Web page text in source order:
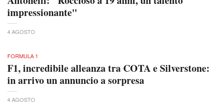
impressionante"
4 AGOSTO
FORMULA 1
F1, incredibile alleanza tra COTA e Silverstone:
in arrivo un annuncio a sorpresa
4 AGOSTO